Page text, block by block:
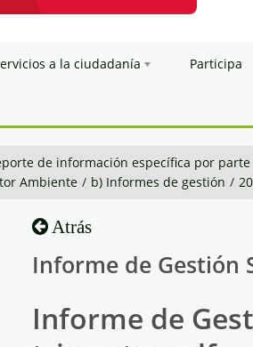
a la ciudadanía Participa
de información específica por
Ambiente / b) Informes de gestión /
Atrás
Informe de Gestión
Informe de